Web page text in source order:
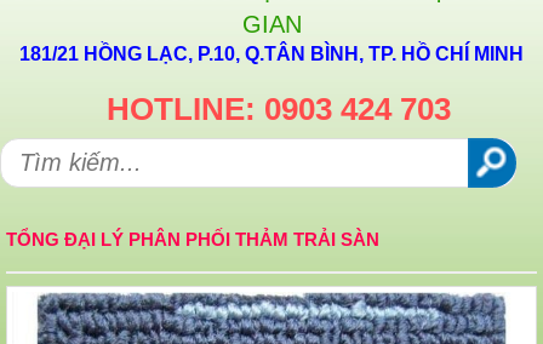
GIAN
181/21 HỒNG LẠC, P.10, Q.TÂN BÌNH, TP. HỒ CHÍ MINH
HOTLINE: 0903 424 703
TỔNG ĐẠI LÝ PHÂN PHỐI THẢM TRẢI SÀN